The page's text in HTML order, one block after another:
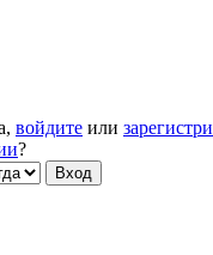
войдите или
?